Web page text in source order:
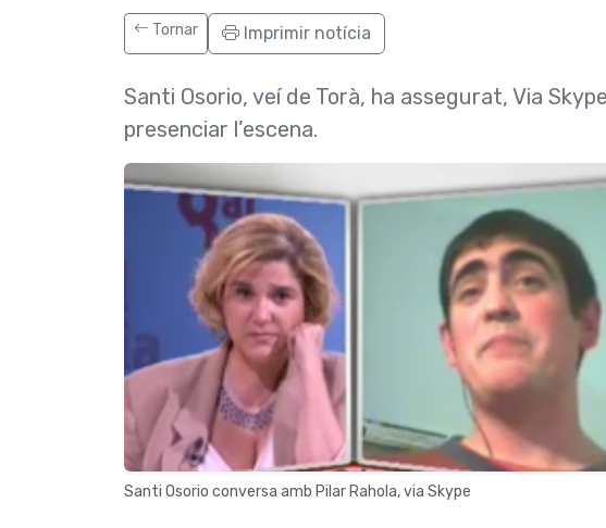
Tornar Imprimir notícia
Santi Osorio, veí de Torà, ha assegurat, Via
presenciar l’escena.
Santi Osorio conversa amb Pilar Rahola, via Skype